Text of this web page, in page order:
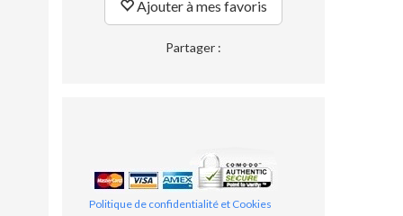
Ajouter à mes favoris
Partager :
Politique de confidentialité et Cookies